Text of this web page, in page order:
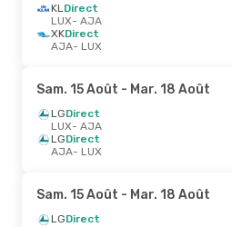
KLDirect
LUX- AJA
XKDirect
AJA- LUX
Sam. 15 Août - Mar. 18 Août
LGDirect
LUX- AJA
LGDirect
AJA- LUX
Sam. 15 Août - Mar. 18 Août
LGDirect